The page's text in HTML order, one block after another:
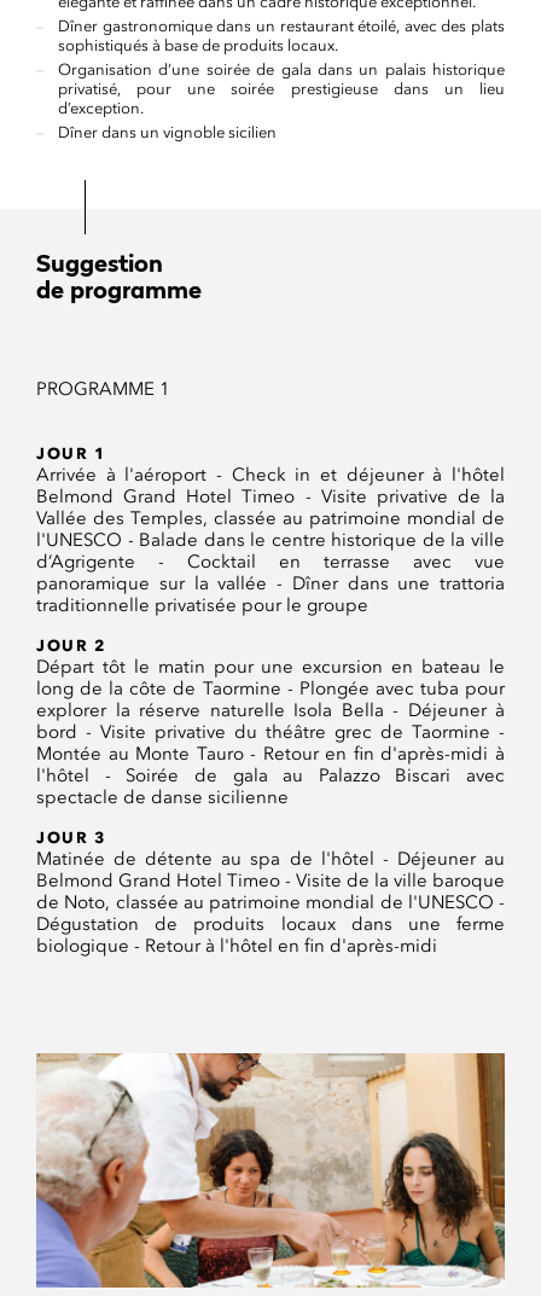
Dîner gastronomique dans un restaurant étoilé, avec des plats
sophistiqués à base de produits locaux.
Organisation d’une soirée de gala dans un palais historique
privatisé, pour une soirée prestigieuse dans un lieu
d’exception.
Dîner dans un vignoble sicilien
Suggestion
de programme
PROGRAMME 1
JOUR 1
Arrivée à l'aéroport - Check in et déjeuner à l'hôtel
Belmond Grand Hotel Timeo - Visite privative de la
Vallée des Temples, classée au patrimoine mondial de
l'UNESCO - Balade dans le centre historique de la ville
d’Agrigente - Cocktail en terrasse avec vue
panoramique sur la vallée - Dîner dans une trattoria
traditionnelle privatisée pour le groupe
JOUR 2
Départ tôt le matin pour une excursion en bateau le
long de la côte de Taormine - Plongée avec tuba pour
explorer la réserve naturelle Isola Bella - Déjeuner à
bord - Visite privative du théâtre grec de Taormine -
Montée au Monte Tauro - Retour en fin d'après-midi à
l'hôtel - Soirée de gala au Palazzo Biscari avec
spectacle de danse sicilienne
JOUR 3
Matinée de détente au spa de l'hôtel - Déjeuner au
Belmond Grand Hotel Timeo - Visite de la ville baroque
de Noto, classée au patrimoine mondial de l'UNESCO -
Dégustation de produits locaux dans une ferme
biologique - Retour à l'hôtel en fin d'après-midi